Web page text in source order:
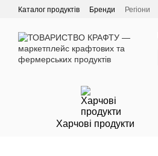
Перейти до основного контенту
Каталог продуктів Бренди Регіони
Харчові продукти